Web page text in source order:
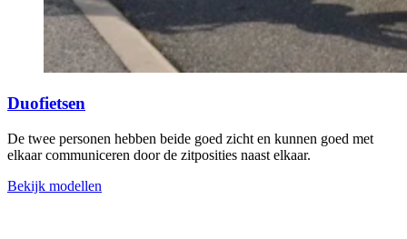
Duofietsen
De twee personen hebben beide goed zicht en kunnen goed met
elkaar communiceren door de zitposities naast elkaar.
Bekijk modellen